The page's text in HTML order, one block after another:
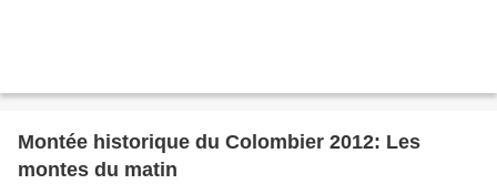
Montée historique du Colombier 2012: Les
montes du matin